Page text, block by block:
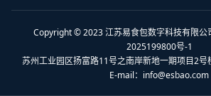
Copyright © 2023 江苏易食包数字科技有限公
2025199800号-1
苏州工业园区扬富路11号之南岸新地一期项目2
E-mail： info@esbao.com